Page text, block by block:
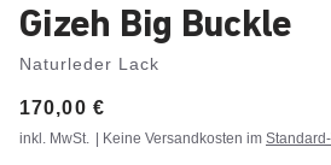
Gizeh Big Buckle
Naturleder Lack
Price:
170,00 €
inkl. MwSt. | Keine Versandkosten im